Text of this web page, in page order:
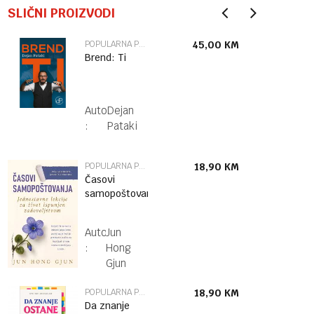
SLIČNI PROIZVODI
POPULARNA PSIHOLOGIJA
Brend: Ti
Autor
:
Dejan
Pataki
45,00 KM
POPULARNA PSIHOLOGIJA
Časovi
samopoštovanja
Autor
:
Jun
Hong
Gjun
18,90 KM
POPULARNA PSIHOLOGIJA
Da znanje
18,90 KM